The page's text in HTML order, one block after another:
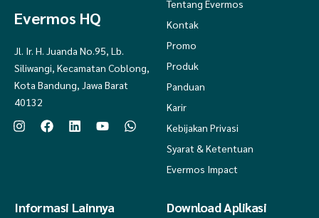
6 = 82 cm - 55 cm - 17 cm - 40 cm
8 = 88 cm - 60 cm - 19 cm - 45 cm
10 = 96 cm - 66 cm - 21 cm - 51 cm
12 = 100 cm - 70 cm - 21 cm - 54 cm
LD- PB -PT
Evermos HQ
Jl. Ir. H. Juanda No.95, Lb.
Siliwangi, Kecamatan Coblong,
Kota Bandung, Jawa Barat
40132
Tentang Evermos
Kontak
Promo
Produk
Panduan
Karir
Kebijakan Privasi
Syarat & Ketentuan
Evermos Impact
Informasi Lainnya Download Aplikasi